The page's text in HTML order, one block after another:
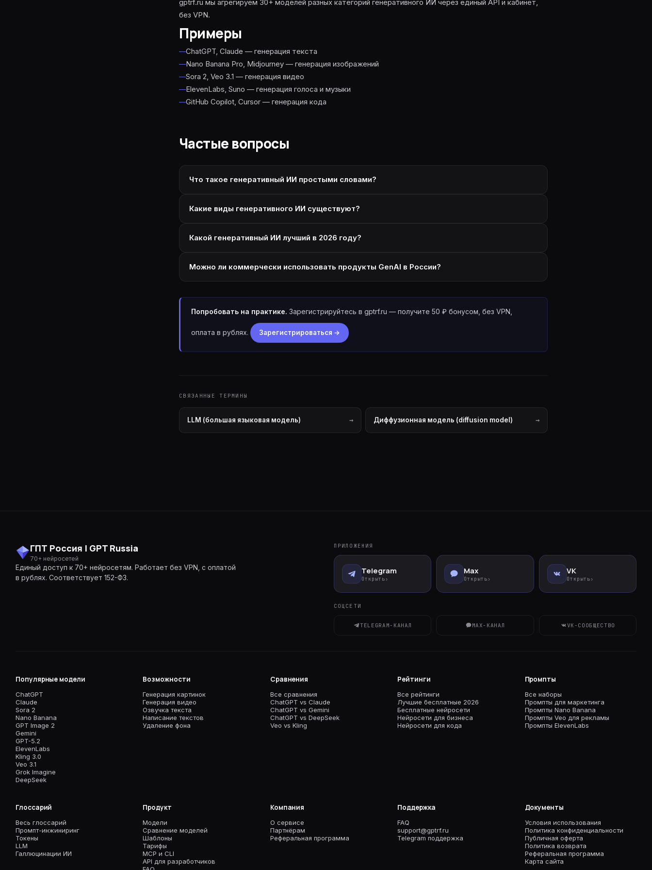
164K · reasoning · код · дёшево
131K · быстрый · бюджетный
gptrf.ru мы агрегируем 30+ моделей разных категорий генеративного ИИ через единый API и кабинет,
без VPN.
Примеры
ChatGPT, Claude — генерация текста
Nano Banana Pro, Midjourney — генерация изображений
Sora 2, Veo 3.1 — генерация видео
ElevenLabs, Suno — генерация голоса и музыки
GitHub Copilot, Cursor — генерация кода
Частые вопросы
Что такое генеративный ИИ простыми словами?
Какие виды генеративного ИИ существуют?
Какой генеративный ИИ лучший в 2026 году?
Можно ли коммерчески использовать продукты GenAI в России?
Попробовать на практике. Зарегистрируйтесь в gptrf.ru — получите 50 ₽ бонусом, без VPN,
оплата в рублях. Зарегистрироваться →
СВЯЗАННЫЕ ТЕРМИНЫ
LLM (большая языковая модель) Диффузионная модель (diffusion model)
ГПТ Россия | GPT Russia
70+ нейросетей
Единый доступ к 70+ нейросетям. Работает без VPN, с оплатой
в рублях. Соответствует 152-ФЗ.
ПРИЛОЖЕНИЯ
Telegram
Открыть ›
Max
Открыть ›
VK
Открыть ›
СОЦСЕТИ
TELEGRAM-КАНАЛ MAX-КАНАЛ VK-СООБЩЕСТВО
Популярные модели
ChatGPT
Claude
Sora 2
Nano Banana
GPT Image 2
Gemini
GPT-5.2
ElevenLabs
Kling 3.0
Veo 3.1
Grok Imagine
DeepSeek
Возможности
Генерация картинок
Генерация видео
Озвучка текста
Написание текстов
Удаление фона
Сравнения
Все сравнения
ChatGPT vs Claude
ChatGPT vs Gemini
ChatGPT vs DeepSeek
Veo vs Kling
Рейтинги
Все рейтинги
Лучшие бесплатные 2026
Бесплатные нейросети
Нейросети для бизнеса
Нейросети для кода
Промпты
Все наборы
Промпты для маркетинга
Промпты Nano Banana
Промпты Veo для рекламы
Промпты ElevenLabs
Глоссарий
Весь глоссарий
Промпт-инжиниринг
Токены
LLM
Галлюцинации ИИ
Продукт
Модели
Сравнение моделей
Шаблоны
Тарифы
MCP и CLI
API для разработчиков
Компания
О сервисе
Партнёрам
Реферальная программа
Поддержка
FAQ
support@gptrf.ru
Telegram поддержка
Документы
Условия использования
Политика конфиденциальности
Публичная оферта
Политика возврата
Реферальная программа
Карта сайта